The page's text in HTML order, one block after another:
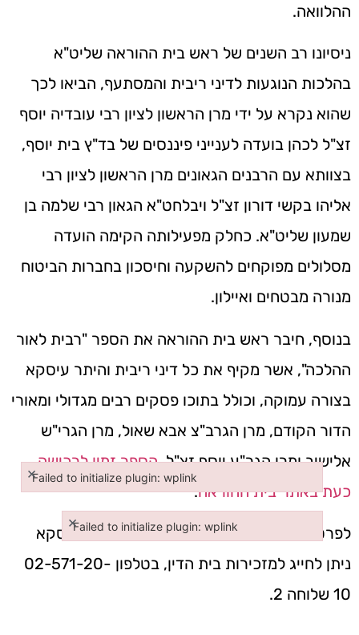
ההלוואה.
ניסיונו רב השנים של ראש בית ההוראה שליט"א
בהלכות הנוגעות לדיני ריבית והמסתעף, הביאו לכך
שהוא נקרא על ידי מרן הראשון לציון רבי עובדיה יוסף
זצ"ל לכהן בועדה לענייני פיננסים של בד"ץ בית יוסף,
בצוותא עם הרבנים הגאונים מרן הראשון לציון רבי
אליהו בקשי דורון זצ"ל ויבלחט"א הגאון רבי שלמה בן
שמעון שליט"א. כחלק מפעילותה הקימה הועדה
מסלולים מפוקחים להשקעה וחיסכון בחברות הביטוח
מנורה מבטחים ואיילון.
בנוסף, חיבר ראש בית ההוראה את הספר "רבית לאור
ההלכה", אשר מקיף את כל דיני ריבית והיתר עיסקא
בצורה עמוקה, וכולל בתוכו פסקים רבים מגדולי ומאורי
הדור הקודם, מרן הגרב"צ אבא שאול, מרן הגרי"ש
אלישיב ומרן הגר"ע יוסף זצ"ל.הספר זמין לרכישה
כעת באתר בית ההוראה.
לפרטים נוספים ולזימון פגישה בנושא היתר עיסקא
ניתן לחייג למזכירות בית הדין, בטלפון 02-571-20-
10 שלוחה 2.
Failed to initialize plugin: wplink
×
Failed to initialize plugin: wplink
Failed to initialize plugin: wplink
×
Failed to initialize plugin: wplink